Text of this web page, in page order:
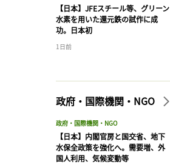
【日本】JFEスチール等、グリーン
水素を用いた還元鉄の試作に成
功。日本初
1日前
政府・国際機関・NGO
政府・国際機関・NGO
【日本】内閣官房と国交省、地下
水保全政策を強化へ。需要増、外
国人利用、気候変動等